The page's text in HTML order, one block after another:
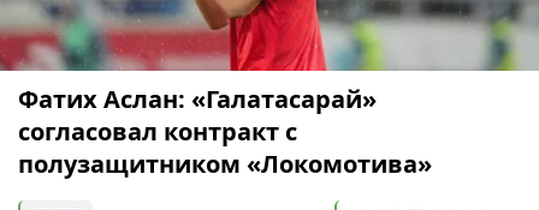
Фатих Аслан: «Галатасарай»
согласовал контракт с
полузащитником «Локомотива»